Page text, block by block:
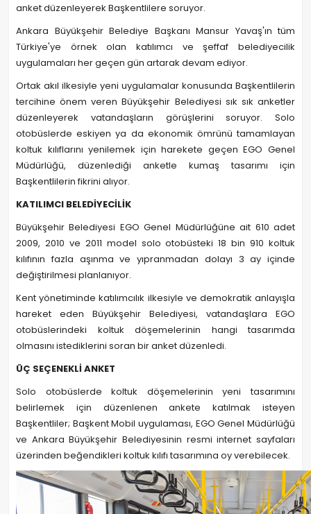
anket düzenleyerek Başkentlilere soruyor.
Ankara Büyükşehir Belediye Başkanı Mansur Yavaş'ın tüm
Türkiye'ye örnek olan katılımcı ve şeffaf belediyecilik
uygulamaları her geçen gün artarak devam ediyor.
Ortak akıl ilkesiyle yeni uygulamalar konusunda Başkentlilerin
tercihine önem veren Büyükşehir Belediyesi sık sık anketler
düzenleyerek vatandaşların görüşlerini soruyor. Solo
otobüslerde eskiyen ya da ekonomik ömrünü tamamlayan
koltuk kılıflarını yenilemek için harekete geçen EGO Genel
Müdürlüğü, düzenlediği anketle kumaş tasarımı için
Başkentlilerin fikrini alıyor.
KATILIMCI BELEDİYECİLİK
Büyükşehir Belediyesi EGO Genel Müdürlüğüne ait 610 adet
2009, 2010 ve 2011 model solo otobüsteki 18 bin 910 koltuk
kılıfının fazla aşınma ve yıpranmadan dolayı 3 ay içinde
değiştirilmesi planlanıyor.
Kent yönetiminde katılımcılık ilkesiyle ve demokratik anlayışla
hareket eden Büyükşehir Belediyesi, vatandaşlara EGO
otobüslerindeki koltuk döşemelerinin hangi tasarımda
olmasını istediklerini soran bir anket düzenledi.
ÜÇ SEÇENEKLİ ANKET
Solo otobüslerde koltuk döşemelerinin yeni tasarımını
belirlemek için düzenlenen ankete katılmak isteyen
Başkentliler; Başkent Mobil uygulaması, EGO Genel Müdürlüğü
ve Ankara Büyükşehir Belediyesinin resmi internet sayfaları
üzerinden beğendikleri koltuk kılıfı tasarımına oy verebilecek.